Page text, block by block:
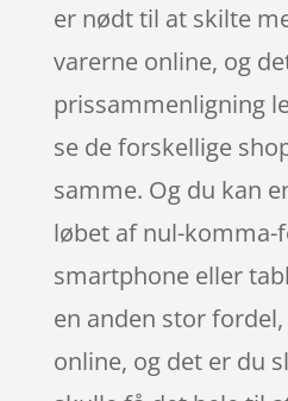
er nødt til at skilte
varerne online, og
prissammenligning
se de forskellige
samme. Og du kan
løbet af nul-komma-
smartphone eller
en anden stor
online, og det er du